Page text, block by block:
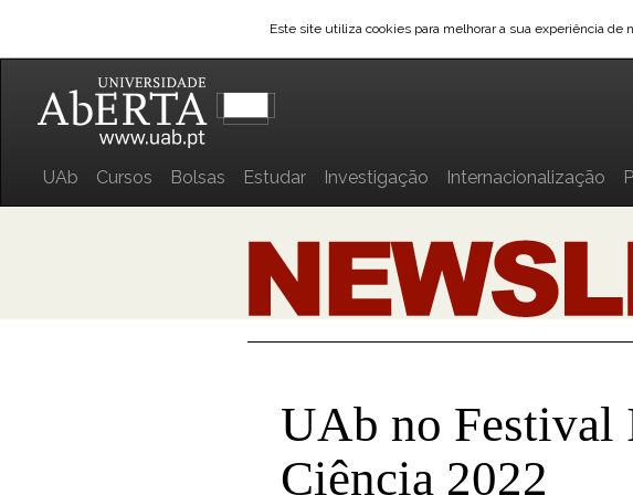
Este site utiliza cookies para melhorar a sua experiência de
UAb Cursos Bolsas Estudar Investigação Internacionalização
UAb no Festival
Ciência 2022